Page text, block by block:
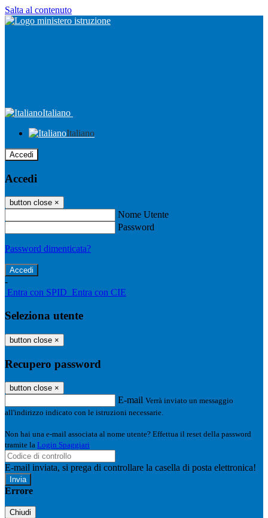
Salta al contenuto
Italiano
Italiano
Accedi
Accedi
button close ×
Nome Utente
Password
Password dimenticata?
-
Entra con SPID Entra con CIE
Seleziona utente
button close ×
Recupero password
button close ×
E-mail Verrà inviato un messaggio
all'indirizzo indicato con le istruzioni necessarie.
Non hai una e-mail associata al nome utente? Effettua il reset della password
tramite la Login Spaggiari
E-mail inviata, si prega di controllare la casella di posta elettronica!
Errore
Chiudi